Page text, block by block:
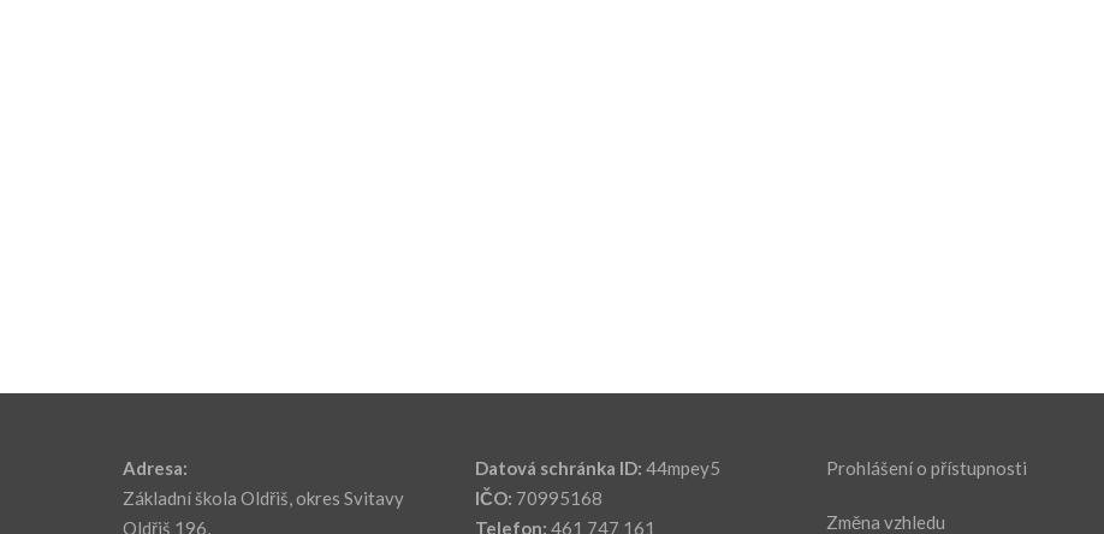
Adresa:
Základní škola Oldřiš, okres Svitavy
Oldřiš 196,
Datová schránka ID: 44mpey5
IČO: 70995168
Telefon: 461 747 161
Prohlášení o přístupnosti
Změna vzhledu